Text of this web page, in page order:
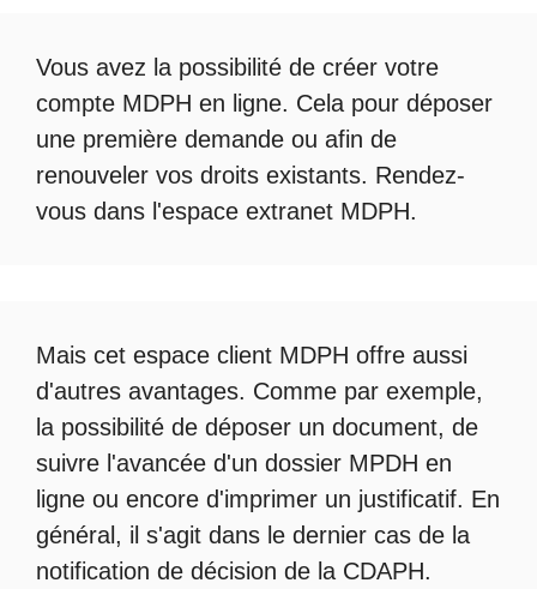
Vous avez la possibilité de créer votre
compte MDPH en ligne. Cela pour déposer
une première demande ou afin de
renouveler vos droits existants. Rendez-
vous dans l'espace extranet MDPH.
Mais cet espace client MDPH offre aussi
d'autres avantages. Comme par exemple,
la possibilité de déposer un document, de
suivre l'avancée d'un dossier MPDH en
ligne ou encore d'imprimer un justificatif. En
général, il s'agit dans le dernier cas de la
notification de décision de la CDAPH.